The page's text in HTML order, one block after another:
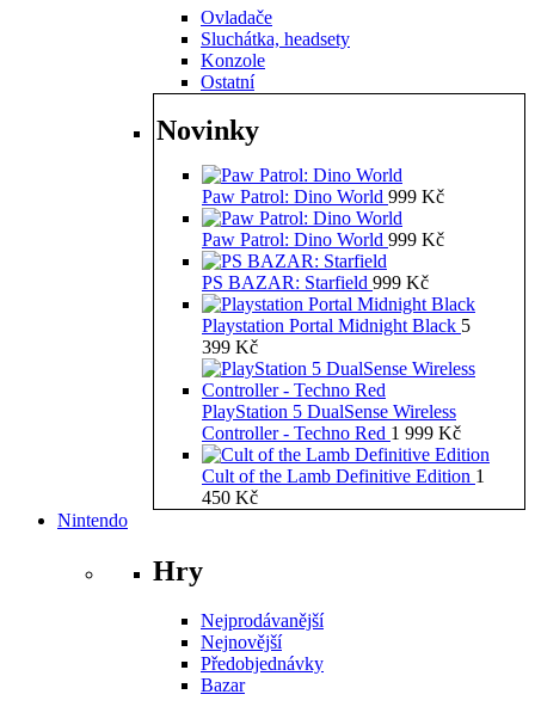
Ovladače
Sluchátka, headsety
Konzole
Ostatní
Novinky
Paw Patrol: Dino World 999 Kč
Paw Patrol: Dino World 999 Kč
PS BAZAR: Starfield 999 Kč
Playstation Portal Midnight Black 5
399 Kč
PlayStation 5 DualSense Wireless
Controller - Techno Red 1 999 Kč
Cult of the Lamb Definitive Edition 1
450 Kč
Nintendo
Hry
Nejprodávanější
Nejnovější
Předobjednávky
Bazar